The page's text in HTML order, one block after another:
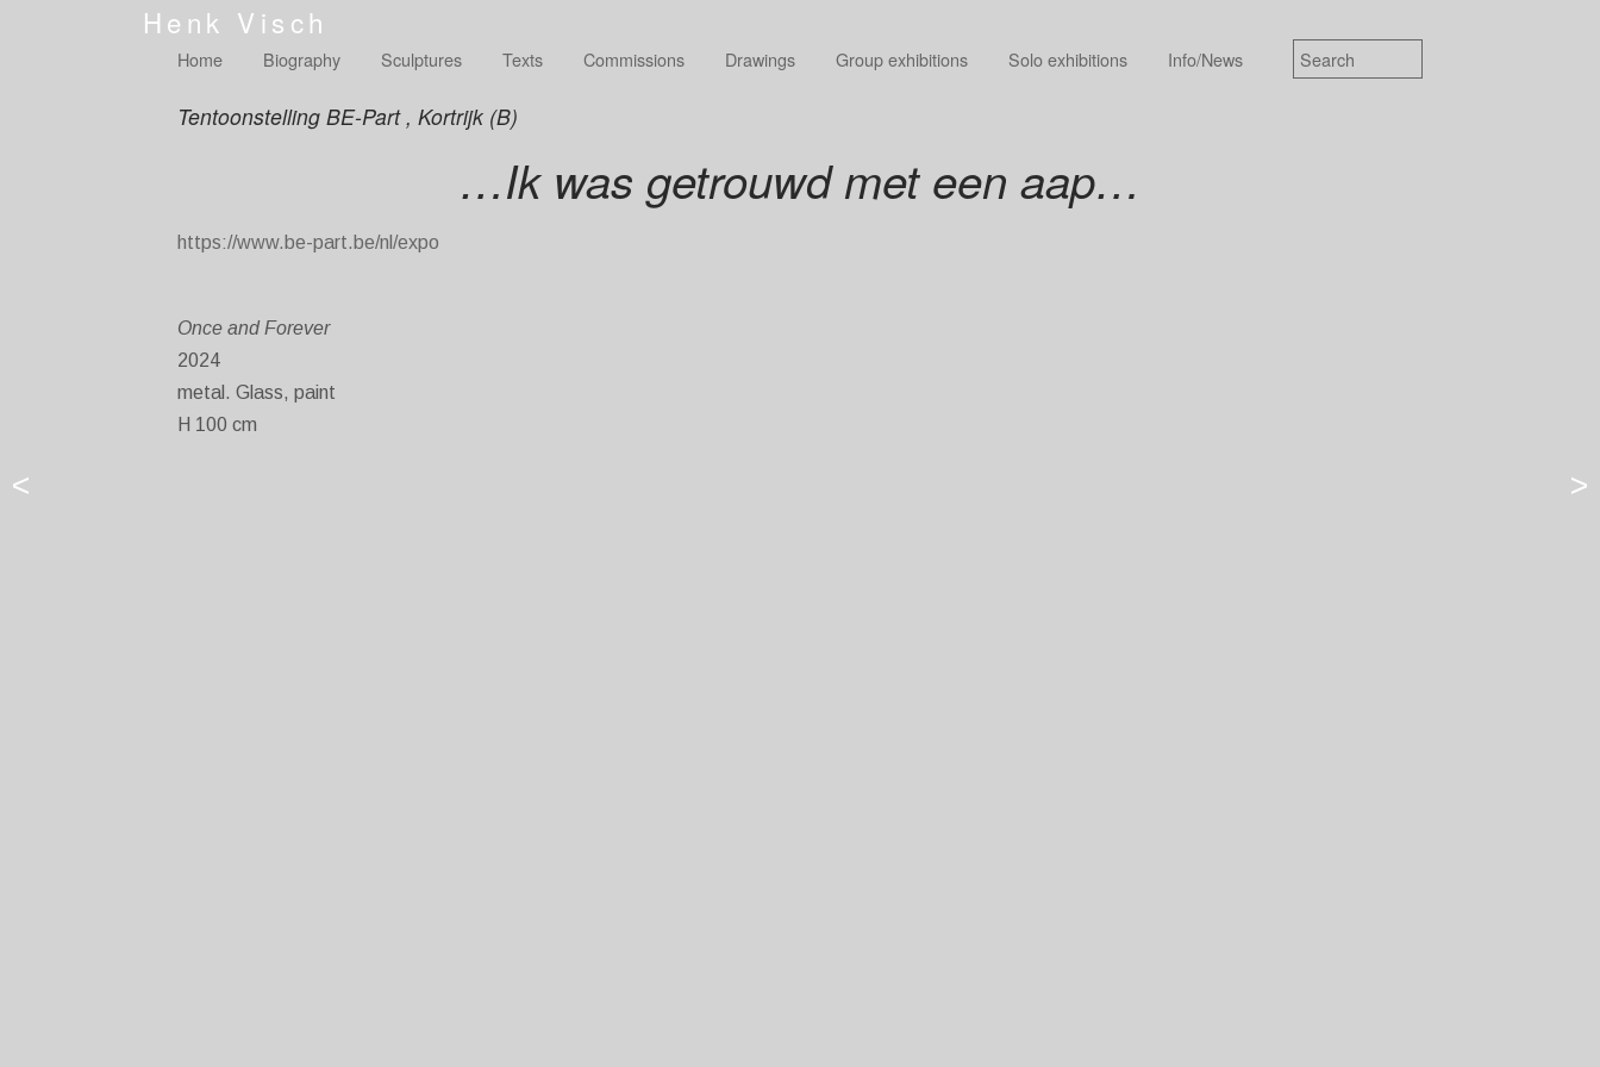
Henk Visch
Home Biography Sculptures Texts Commissions Drawings Group exhibitions Solo exhibitions Info/News
>
<
Tentoonstelling BE-Part , Kortrijk (B)
…Ik was getrouwd met een aap…
https://www.be-part.be/nl/expo
Once and Forever
2024
metal. Glass, paint
H 100 cm